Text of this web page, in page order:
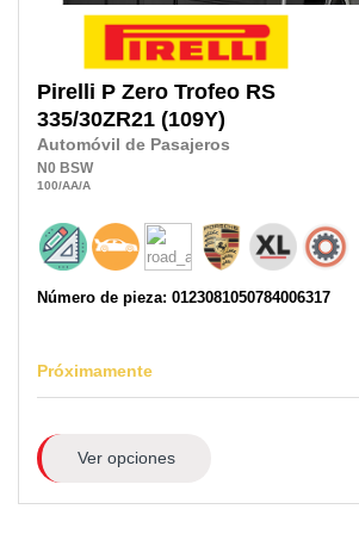
Pirelli P Zero Trofeo RS
335/30ZR21 (109Y)
Automóvil de Pasajeros
N0 BSW
100/AA/A
Número de pieza: 0123081050784006317
Próximamente
Ver opciones